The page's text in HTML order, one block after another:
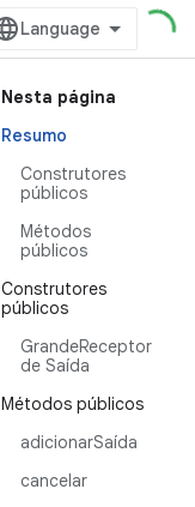
Nesta página
Resumo
Construtores
públicos
Métodos
públicos
Construtores
públicos
GrandeReceptor
de Saída
Métodos públicos
adicionarSaída
cancelar